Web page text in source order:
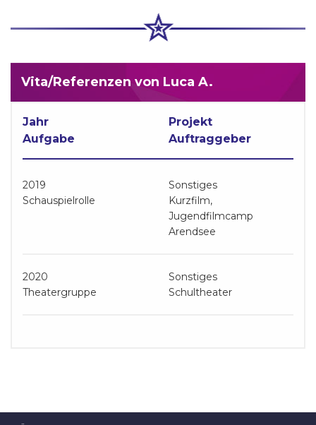
Vita/Referenzen von Luca A.
Jahr
Projekt
Aufgabe
Auftraggeber
2019
Sonstiges
Schauspielrolle
Kurzfilm,
Jugendfilmcamp
Arendsee
2020
Sonstiges
Theatergruppe
Schultheater